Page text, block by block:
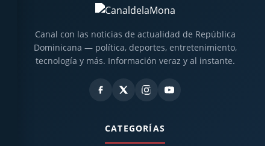
Canal con las noticias de actualidad de República
Dominicana — política, deportes, entretenimiento,
tecnología y más. Información veraz y al instante.
CATEGORÍAS